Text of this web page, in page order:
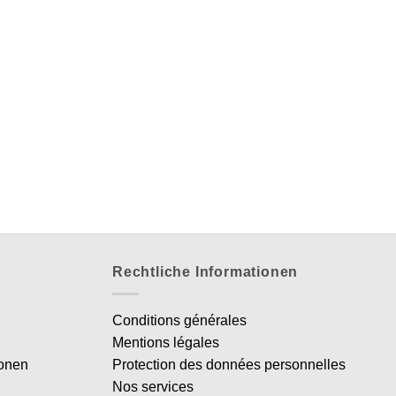
Rechtliche Informationen
Conditions générales
Mentions légales
Protection des données personnelles
Nos services